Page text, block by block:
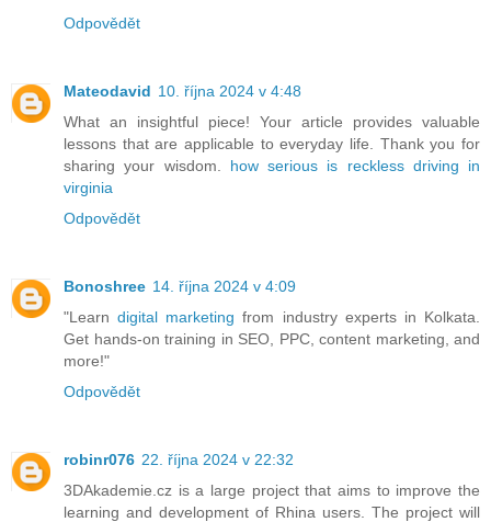
Odpovědět
Mateodavid 10. října 2024 v 4:48
What an insightful piece! Your article provides valuable
lessons that are applicable to everyday life. Thank you for
sharing your wisdom. how serious is reckless driving in
virginia
Odpovědět
Bonoshree 14. října 2024 v 4:09
"Learndigital marketing from industry experts in Kolkata.
Get hands-on training in SEO, PPC, content marketing, and
more!"
Odpovědět
robinr076 22. října 2024 v 22:32
3DAkademie.cz is a large project that aims to improve the
learning and development of Rhina users. The project will